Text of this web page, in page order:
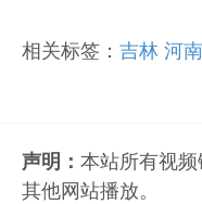
相关标签： 吉林 河南
声明： 本站所有视
其他网站播放。